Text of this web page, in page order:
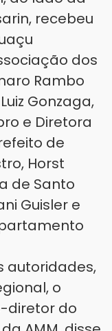
recebeu
dos
Rambo
Gonzaga,
e Diretora
de
Horst
de Santo
Guisler e
autoridades,
o
diretor do